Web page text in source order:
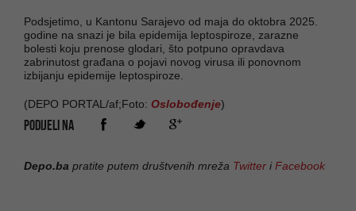
Podsjetimo, u Kantonu Sarajevo od maja do oktobra 2025.
godine na snazi je bila epidemija leptospiroze, zarazne
bolesti koju prenose glodari, što potpuno opravdava
zabrinutost građana o pojavi novog virusa ili ponovnom
izbijanju epidemije leptospiroze.
(DEPO PORTAL/af;Foto: Oslobođenje)
PODIJELI NA
Depo.ba pratite putem društvenih mreža Twitter iFacebook